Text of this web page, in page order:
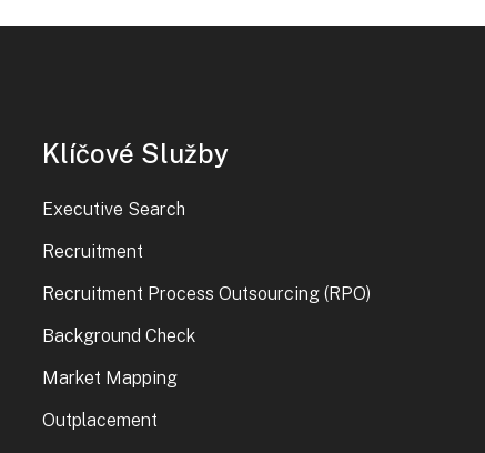
Klíčové Služby
Executive Search
Recruitment
Recruitment Process Outsourcing (RPO)
Background Check
Market Mapping
Outplacement